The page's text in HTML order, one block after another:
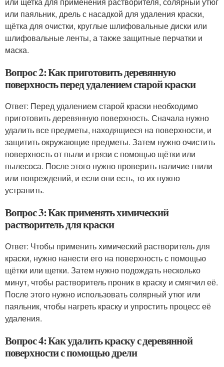
или паяльник, дрель с насадкой для удаления краски,
щётка для очистки, круглые шлифовальные диски или
шлифовальные ленты, а также защитные перчатки и
маска.
Вопрос 2: Как приготовить деревянную
поверхность перед удалением старой краски
Ответ: Перед удалением старой краски необходимо
приготовить деревянную поверхность. Сначала нужно
удалить все предметы, находящиеся на поверхности, и
защитить окружающие предметы. Затем нужно очистить
поверхность от пыли и грязи с помощью щётки или
пылесоса. После этого нужно проверить наличие гнили
или повреждений, и если они есть, то их нужно
устранить.
Вопрос 3: Как применять химический
растворитель для краски
Ответ: Чтобы применить химический растворитель для
краски, нужно нанести его на поверхность с помощью
щётки или щетки. Затем нужно подождать несколько
минут, чтобы растворитель проник в краску и смягчил её.
После этого нужно использовать солярный утюг или
паяльник, чтобы нагреть краску и упростить процесс её
удаления.
Вопрос 4: Как удалить краску с деревянной
поверхности с помощью дрели